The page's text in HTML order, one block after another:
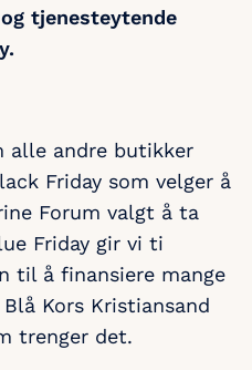
tjenesteytende
alle andre butikker
Friday som velger å
Forum valgt å ta
Friday gir vi ti
til å finansiere mange
Kors Kristiansand
trenger det.